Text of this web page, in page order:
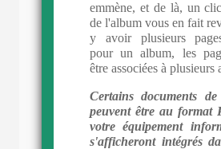
emmène, et de là, un
de l'album vous en fait
y avoir plusieurs
pour un album, les
être associées à plusieurs
Certains documents
peuvent être au format
votre équipement
s'afficheront intégrés